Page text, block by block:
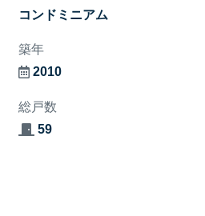
コンドミニアム
築年
2010
総戸数
59